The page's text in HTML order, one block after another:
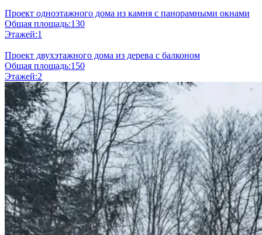
Проект одноэтажного дома из камня с панорамными окнами
Общая площадь:130
Этажей:1
Проект двухэтажного дома из дерева с балконом
Общая площадь:150
Этажей:2